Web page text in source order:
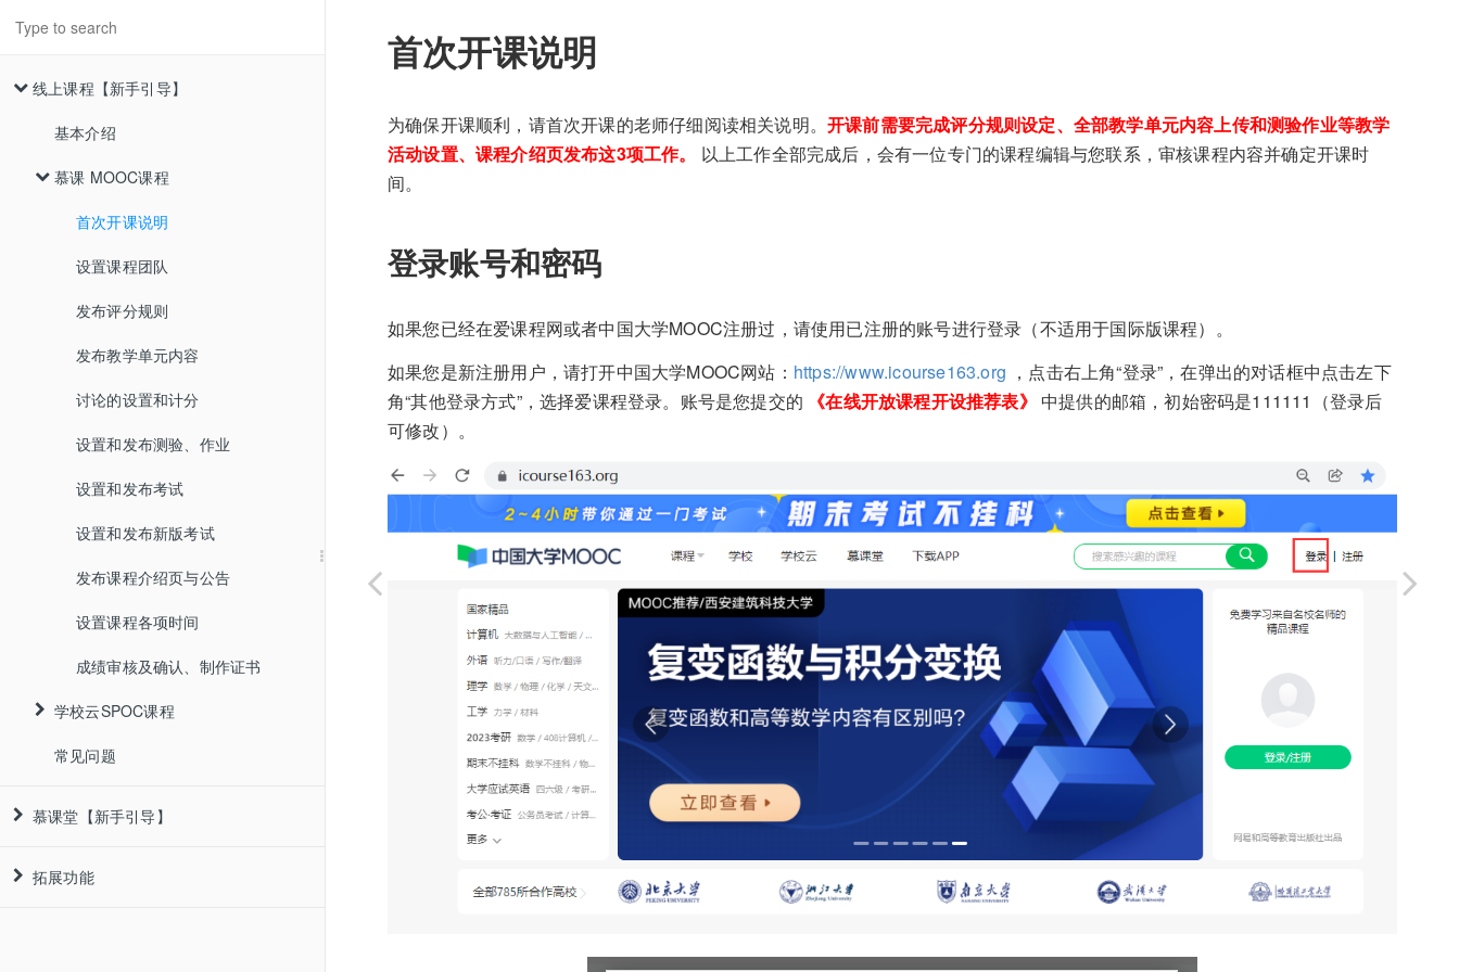
线上课程【新手引导】
基本介绍
慕课 MOOC课程
首次开课说明
设置课程团队
发布评分规则
发布教学单元内容
讨论的设置和计分
设置和发布测验、作业
设置和发布考试
设置和发布新版考试
发布课程介绍页与公告
设置课程各项时间
成绩审核及确认、制作证书
学校云SPOC课程
发布课程介绍页
发布教学单元内容
常见问题
慕课堂【新手引导】
拓展功能
首次开课说明
为确保开课顺利，请首次开课的老师仔细阅读相关说明。 开课前需要完成评分规则设定、全部教学单元内容上传和测验作业等教学
活动设置、课程介绍页发布这3项工作。
以上工作全部完成后，会有一位专门的课程编辑与您联系，审核课程内容并确定开课时
间。
登录账号和密码
如果您已经在爱课程网或者中国大学MOOC注册过，请使用已注册的账号进行登录（不适用于国际版课程）。
如果您是新注册用户，请打开中国大学MOOC网站： https://www.icourse163.org ，点击右上角“登录”，在弹出的对话框中点击左下
角“其他登录方式”，选择爱课程登录。账号是您提交的
《在线开放课程开设推荐表》 中提供的邮箱，初始密码是111111（登录后
可修改）。